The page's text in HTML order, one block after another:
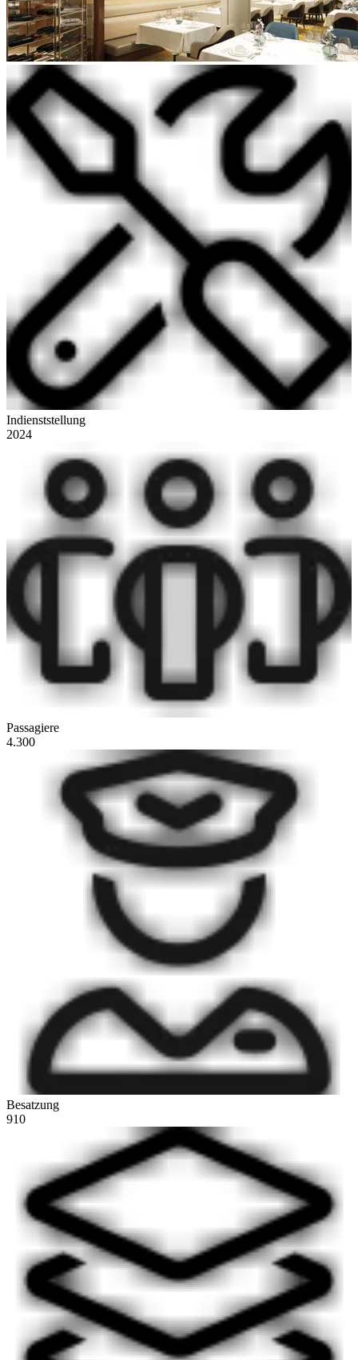
Indienststellung
2024
Passagiere
4.300
Besatzung
910